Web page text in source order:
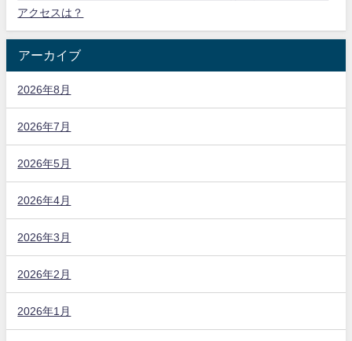
アクセスは？
アーカイブ
2026年8月
2026年7月
2026年5月
2026年4月
2026年3月
2026年2月
2026年1月